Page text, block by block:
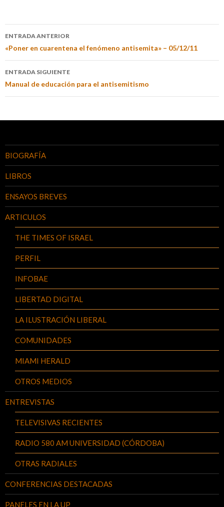
ENTRADA ANTERIOR
«Poner en cuarentena el fenómeno antisemita» – 05/12/11
ENTRADA SIGUIENTE
Manual de educación para el antisemitismo
BIOGRAFÍA
LIBROS
ENSAYOS BREVES
ARTICULOS
THE TIMES OF ISRAEL
PERFIL
INFOBAE
LIBERTAD DIGITAL
LA ILUSTRACIÓN LIBERAL
COMUNIDADES
MIAMI HERALD
OTROS MEDIOS
ENTREVISTAS
TELEVISIVAS RECIENTES
RADIO 580 AM UNIVERSIDAD (CÓRDOBA)
OTRAS RADIALES
CONFERENCIAS DESTACADAS
PANELES EN LA UP